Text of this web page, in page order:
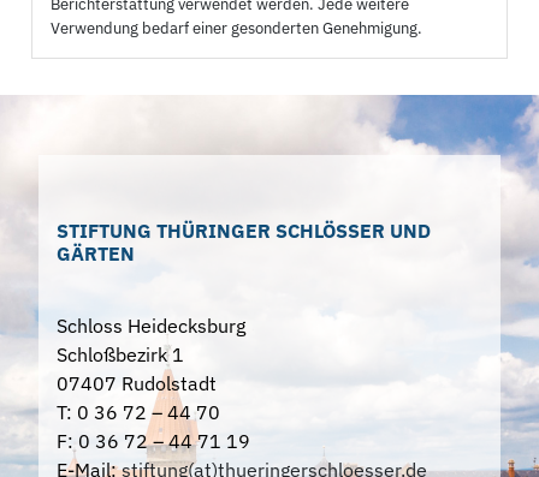
Verwendung bedarf einer gesonderten Genehmigung.
STIFTUNG THÜRINGER SCHLÖSSER UND
GÄRTEN
Schloss Heidecksburg
Schloßbezirk 1
07407 Rudolstadt
T: 0 36 72 – 44 70
F: 0 36 72 – 44 71 19
E-Mail:stiftung(at)thueringerschloesser.de